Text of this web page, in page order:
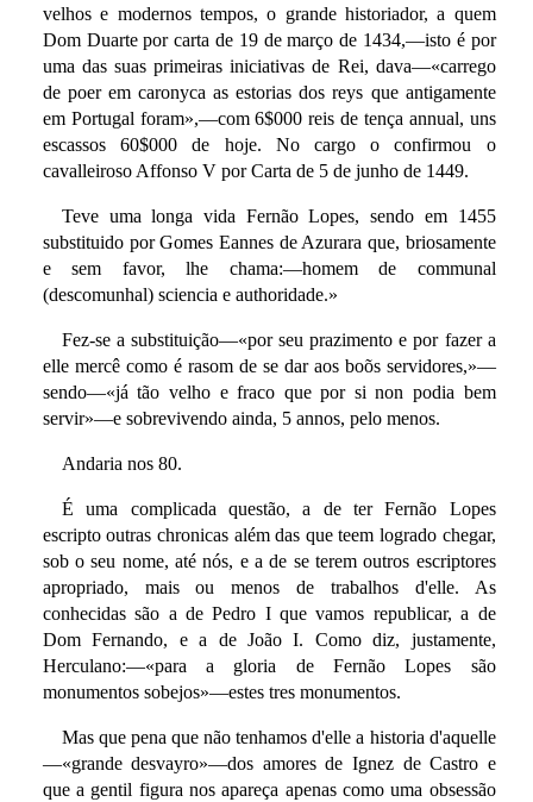
velhos e modernos tempos, o grande historiador, a quem
Dom Duarte por carta de 19 de março de 1434,—isto é por
uma das suas primeiras iniciativas de Rei, dava—«carrego
de poer em caronyca as estorias dos reys que antigamente
em Portugal foram»,—com 6$000 reis de tença annual, uns
escassos 60$000 de hoje. No cargo o confirmou o
cavalleiroso Affonso V por Carta de 5 de junho de 1449.
Teve uma longa vida Fernão Lopes, sendo em 1455
substituido por Gomes Eannes de Azurara que, briosamente
e sem favor, lhe chama:—homem de communal
(descomunhal) sciencia e authoridade.»
Fez-se a substituição—«por seu prazimento e por fazer a
elle mercê como é rasom de se dar aos boõs servidores,»—
sendo—«já tão velho e fraco que por si non podia bem
servir»—e sobrevivendo ainda, 5 annos, pelo menos.
Andaria nos 80.
É uma complicada questão, a de ter Fernão Lopes
escripto outras chronicas além das que teem logrado chegar,
sob o seu nome, até nós, e a de se terem outros escriptores
apropriado, mais ou menos de trabalhos d'elle. As
conhecidas são a de Pedro I que vamos republicar, a de
Dom Fernando, e a de João I. Como diz, justamente,
Herculano:—«para a gloria de Fernão Lopes são
monumentos sobejos»—estes tres monumentos.
Mas que pena que não tenhamos d'elle a historia d'aquelle
—«grande desvayro»—dos amores de Ignez de Castro e
que a gentil figura nos apareça apenas como uma obsessão